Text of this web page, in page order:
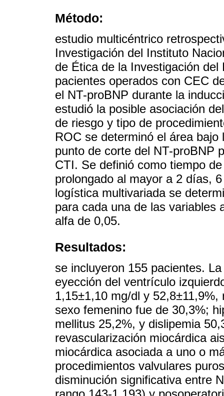
Método:
estudio multicéntrico
Investigación del Instituto
de Ética de la Investigación
pacientes operados con CEC
el NT-proBNP durante la
estudió la posible asociación
de riesgo y tipo de
ROC se determinó el área
punto de corte del NT-proBNP
CTI. Se definió como tiempo
prolongado al mayor a 2 días,
logística multivariada se
para cada una de las variables
alfa de 0,05.
Resultados:
se incluyeron 155 pacientes.
eyección del ventrículo
1,15±1,10 mg/dl y
sexo femenino fue de 30,3%;
mellitus 25,2%, y dislipemia
revascularización miocárdica
miocárdica asociada a uno o
procedimientos valvulares
disminución significativa entre